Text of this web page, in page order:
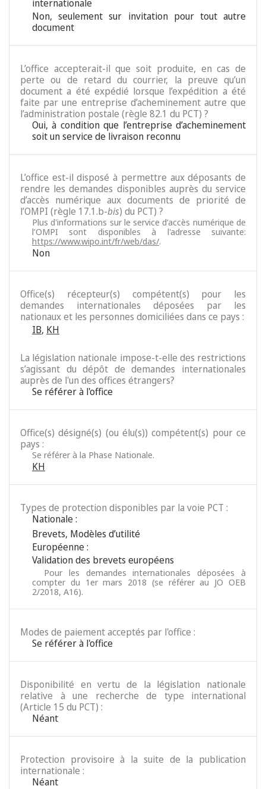
internationale
Non, seulement sur invitation pour tout autre
document
L’office accepterait-il que soit produite, en cas de
perte ou de retard du courrier, la preuve qu’un
document a été expédié lorsque l’expédition a été
faite par une entreprise d’acheminement autre que
l’administration postale (règle 82.1 du PCT) ?
Oui, à condition que l’entreprise d’acheminement
soit un service de livraison reconnu
L’office est-il disposé à permettre aux déposants de
rendre les demandes disponibles auprès du service
d’accès numérique aux documents de priorité de
l’OMPI (règle 17.1.b-bis) du PCT) ?
Plus d'informations sur le service d’accès numérique de
l’OMPI sont disponibles à l'adresse suivante:
https://www.wipo.int/fr/web/das/.
Non
Office(s) récepteur(s) compétent(s) pour les
demandes internationales déposées par les
nationaux et les personnes domiciliées dans ce pays :
IB, KH
La législation nationale impose-t-elle des restrictions
s’agissant du dépôt de demandes internationales
auprès de l'un des offices étrangers?
Se référer à l'office
Office(s) désigné(s) (ou élu(s)) compétent(s) pour ce
pays :
Se référer à la Phase Nationale.
KH
Types de protection disponibles par la voie PCT :
Nationale :
Brevets, Modèles d’utilité
Européenne :
Validation des brevets européens
Pour les demandes internationales déposées à
compter du 1er mars 2018 (se référer au JO OEB
2/2018, A16).
Modes de paiement acceptés par l'office :
Se référer à l'office
Disponibilité en vertu de la législation nationale
relative à une recherche de type international
(Article 15 du PCT) :
Néant
Protection provisoire à la suite de la publication
internationale :
Néant